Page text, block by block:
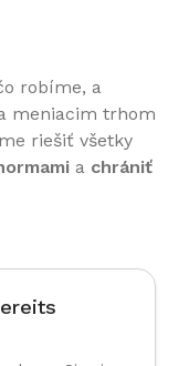
robíme, a
meniacim trhom
riešiť všetky
a chrániť